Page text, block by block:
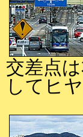
交差点
してヒ